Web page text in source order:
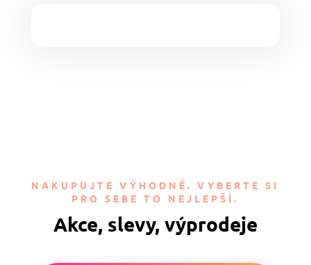
NAKUPUJTE VÝHODNĚ. VYBERTE SI
PRO SEBE TO NEJLEPŠÍ.
Akce, slevy, výprodeje